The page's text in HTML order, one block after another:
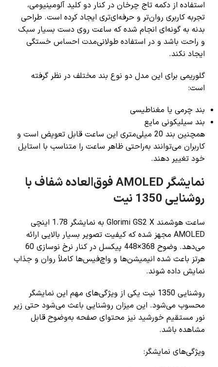
استفاده از دکمه تاج چرخان در کنار دو کلید آلومینیومی،
تجربه کاربری روان‌تر و حرفه‌ای‌تری ایجاد کرده است. طراحی
بدنه به گونه‌ای انجام شده که ساعت روی دست بسیار سبک
و راحت باشد و در استفاده طولانی‌مدت احساس خستگی
ایجاد نکند.
گلوریمی برای این مدل دو نوع بند مختلف در نظر گرفته
است:
بند چرمی یا مغناطیسی
بند سیلیکونی مایع
همچنین بند 20 میلی‌متری این ساعت قابل تعویض است و
کاربران می‌توانند به‌راحتی ظاهر ساعت را متناسب با استایل
خود تغییر دهند.
نمایشگر AMOLED فوق‌العاده شفاف با
روشنایی 1350 نیت
ساعت هوشمند Glorimi GS2 X به نمایشگر 1.78 اینچی
AMOLED مجهز شده که کیفیت تصویر بسیار بالایی ارائه
می‌دهد. وضوح 368×448 پیکسل در کنار نرخ نوسازی 60
هرتز باعث شده انیمیشن‌ها و واچ‌فیس‌ها کاملاً روان و جذاب
نمایش داده شوند.
روشنایی 1350 نیت یکی از ویژگی‌های مهم این نمایشگر
محسوب می‌شود. این میزان روشنایی باعث می‌شود حتی زیر
نور مستقیم خورشید نیز محتوای صفحه به‌وضوح قابل
مشاهده باشد.
ویژگی‌های نمایشگر: